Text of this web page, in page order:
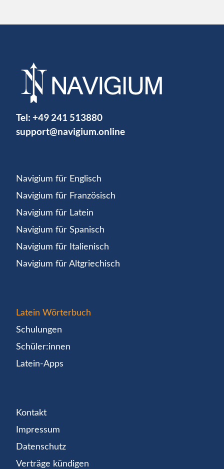
Tel: +49 241 513880
support@navigium.online
Navigium für Englisch
Navigium für Französisch
Navigium für Latein
Navigium für Spanisch
Navigium für Italienisch
Navigium für Altgriechisch
Latein Wörterbuch
Schulungen
Schüler:innen
Latein-Apps
Kontakt
Impressum
Datenschutz
Verträge kündigen